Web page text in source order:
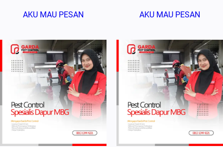
AKU MAU PESAN AKU MAU PESAN